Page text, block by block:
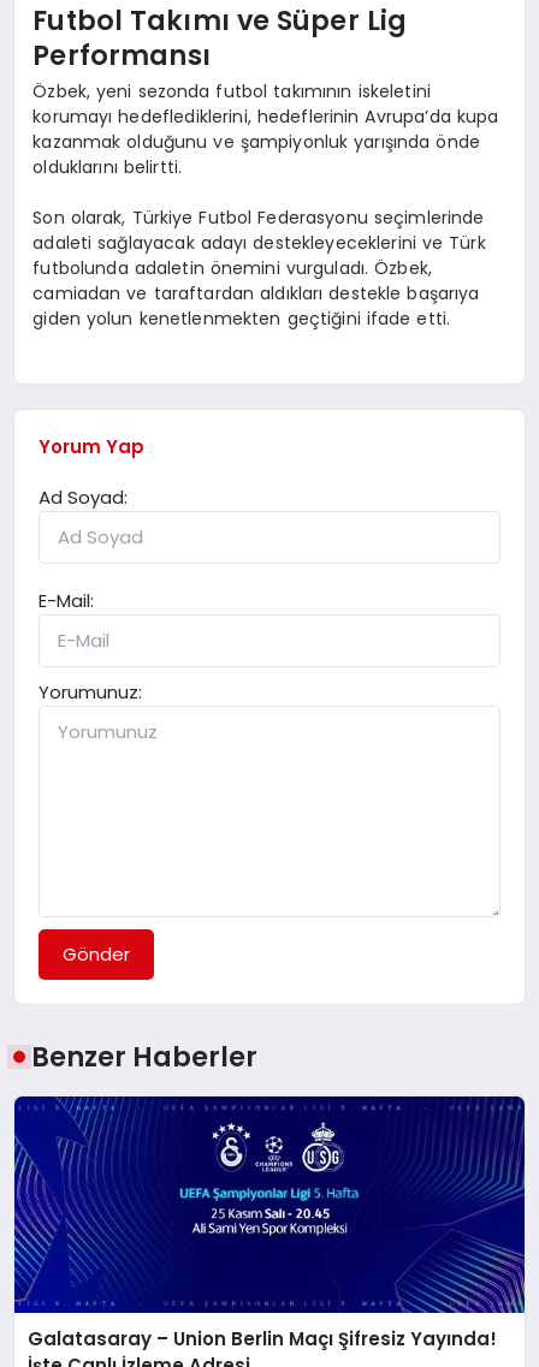
Futbol Takımı ve Süper Lig
Performansı
Özbek, yeni sezonda futbol takımının iskeletini
korumayı hedeflediklerini, hedeflerinin Avrupa’da kupa
kazanmak olduğunu ve şampiyonluk yarışında önde
olduklarını belirtti.
Son olarak, Türkiye Futbol Federasyonu seçimlerinde
adaleti sağlayacak adayı destekleyeceklerini ve Türk
futbolunda adaletin önemini vurguladı. Özbek,
camiadan ve taraftardan aldıkları destekle başarıya
giden yolun kenetlenmekten geçtiğini ifade etti.
Yorum Yap
Ad Soyad:
E-Mail:
Yorumunuz:
Gönder
Benzer Haberler
Galatasaray – Union Berlin Maçı Şifresiz Yayında!